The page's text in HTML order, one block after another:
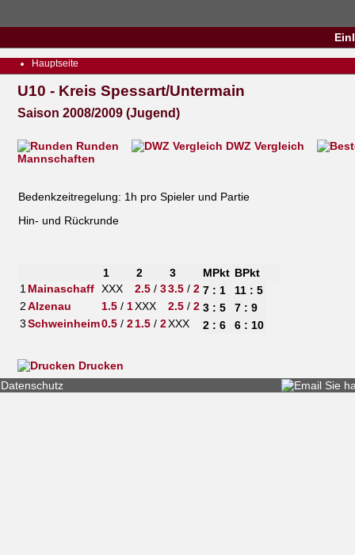
Hauptseite
U10 - Kreis Spessart/Untermain
Saison 2008/2009 (Jugend)
Runden
DWZ Vergleich
Mannschaften
Bedenkzeitregelung: 1h pro Spieler und Partie
Hin- und Rückrunde
1 2 3 MPkt BPkt
1 Mainaschaff XXX 2.5/ 33.5/ 2 7 : 1
11 : 5
2Alzenau 1.5/ 1XXX 2.5/ 2 3 : 5
7 : 9
3Schweinheim0.5/ 21.5/ 2XXX 2 : 6 6 : 10
Drucken
Datenschutz
Sie